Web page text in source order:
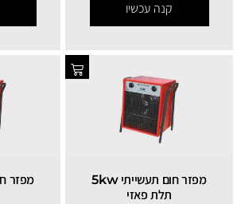
קנה עכשיו
מפזר חום תעשייתי 5kw
תלת פאזי